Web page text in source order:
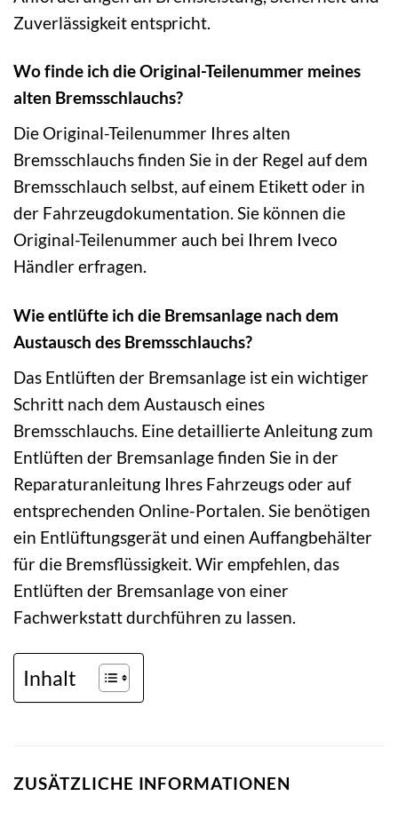
Zuverlässigkeit entspricht.
Wo finde ich die Original-Teilenummer meines
alten Bremsschlauchs?
Die Original-Teilenummer Ihres alten
Bremsschlauchs finden Sie in der Regel auf dem
Bremsschlauch selbst, auf einem Etikett oder in
der Fahrzeugdokumentation. Sie können die
Original-Teilenummer auch bei Ihrem Iveco
Händler erfragen.
Wie entlüfte ich die Bremsanlage nach dem
Austausch des Bremsschlauchs?
Das Entlüften der Bremsanlage ist ein wichtiger
Schritt nach dem Austausch eines
Bremsschlauchs. Eine detaillierte Anleitung zum
Entlüften der Bremsanlage finden Sie in der
Reparaturanleitung Ihres Fahrzeugs oder auf
entsprechenden Online-Portalen. Sie benötigen
ein Entlüftungsgerät und einen Auffangbehälter
für die Bremsflüssigkeit. Wir empfehlen, das
Entlüften der Bremsanlage von einer
Fachwerkstatt durchführen zu lassen.
Inhalt
ZUSÄTZLICHE INFORMATIONEN